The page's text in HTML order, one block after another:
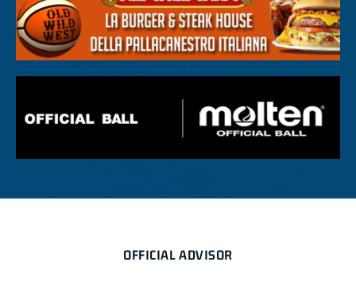
OFFICIAL ADVISOR